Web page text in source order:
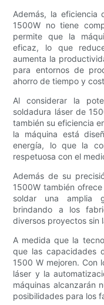
Además, la eficiencia
1500W no tiene
permite que la
eficaz, lo que
aumenta la
para entornos de
ahorro de tiempo y
Al considerar la
soldadura láser de
también su eficiencia
la máquina está
energía, lo que la
respetuosa con el
Además de su
1500W también
soldar una amplia
brindando a los
diversos proyectos sin
A medida que la
que las capacidades
1500 W mejoren. Con
láser y la
máquinas alcanzarán
posibilidades para los